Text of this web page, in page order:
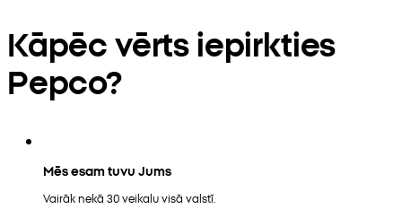
Kāpēc vērts iepirkties
Pepco?
Mēs esam tuvu Jums
Vairāk nekā 30 veikalu visā valstī.